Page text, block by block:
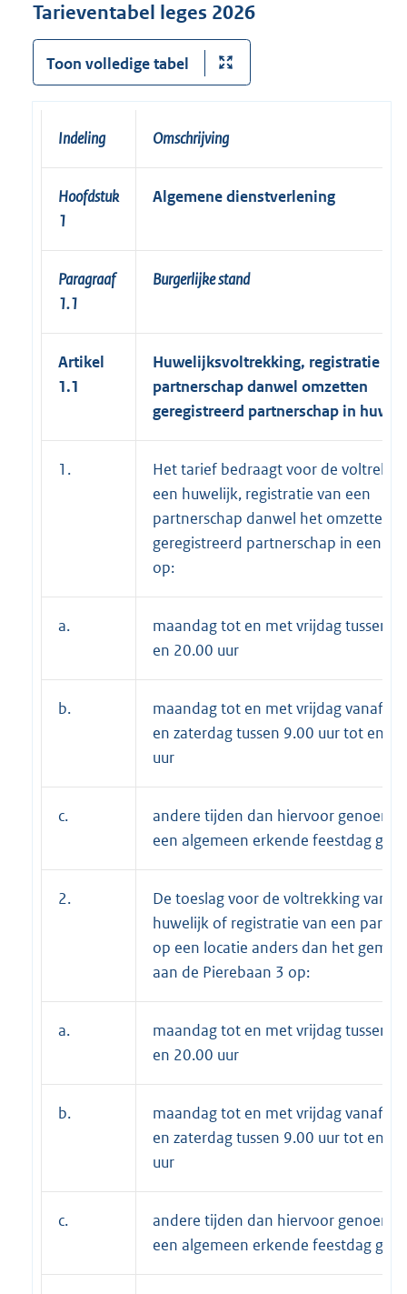
Tarieventabel leges 2026
Toon volledige tabel
Indeling Omschrijving
Hoofdstuk
1
Algemene dienstverlening
Paragraaf
1.1
Burgerlijke stand
Artikel
1.1
Huwelijksvoltrekking, registratie
partnerschapdanwel omzetten
geregistreerd partnerschap in
1.
Het tarief bedraagt voor de
een huwelijk, registratie van een
partnerschap danwel het omzetten
geregistreerd partnerschap in een
op:
a.
maandag tot en met vrijdag tussen
en 20.00 uur
b.
maandag tot en met vrijdag vanaf
en zaterdag tussen 9.00 uur tot en
uur
c.
andere tijden dan hiervoor genoemd
een algemeen erkende feestdag
2.
De toeslag voor de voltrekking van
huwelijk of registratie van een
op een locatie anders dan het
aan de Pierebaan 3 op:
a.
maandag tot en met vrijdag tussen
en 20.00 uur
b.
maandag tot en met vrijdag vanaf
en zaterdag tussen 9.00 uur tot en
uur
c.
andere tijden dan hiervoor genoemd
een algemeen erkende feestdag